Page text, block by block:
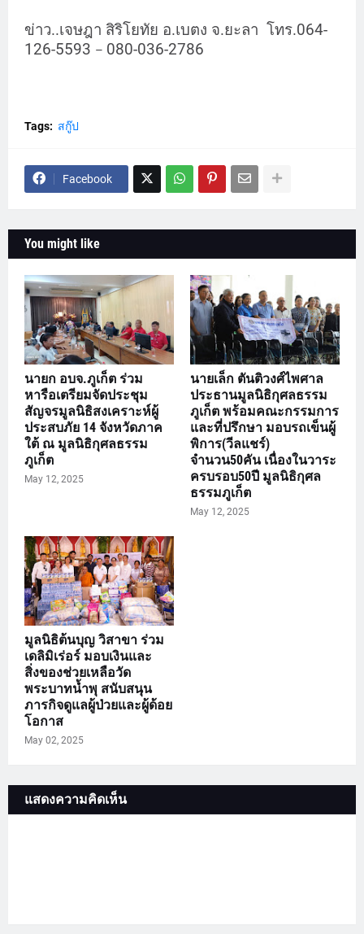
ข่าว..เจษฎา สิริโยทัย อ.เบตง จ.ยะลา โทร.064-
126-5593 – 080-036-2786
Tags: สกู๊ป
Facebook
You might like
นายก อบจ.ภูเก็ต ร่วม
หารือเตรียมจัดประชุม
สัญจรมูลนิธิสงเคราะห์ผู้
ประสบภัย 14 จังหวัดภาค
ใต้ ณ มูลนิธิกุศลธรรม
ภูเก็ต
May 12, 2025
นายเล็ก ตันติวงศ์ไพศาล
ประธานมูลนิธิกุศลธรรม
ภูเก็ต พร้อมคณะกรรมการ
และที่ปรึกษา มอบรถเข็นผู้
พิการ(วีลแชร์)
จำนวน50คัน เนื่องในวาระ
ครบรอบ50ปี มูลนิธิกุศล
ธรรมภูเก็ต
May 12, 2025
มูลนิธิต้นบุญ วิสาขา ร่วม
เดลิมิเร่อร์ มอบเงินและ
สิ่งของช่วยเหลือวัด
พระบาทน้ำพุ สนับสนุน
ภารกิจดูแลผู้ป่วยและผู้ด้อย
โอกาส
May 02, 2025
แสดงความคิดเห็น